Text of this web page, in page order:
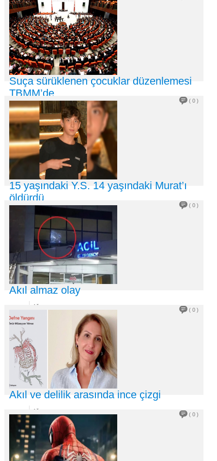
03
Ağu
2026
Fikret İLKİZ Adliye haberleri yazılm
Suça sürüklenen çocuklar düzenlemesi
TBMM’de
03
Ağu
2026
TBMM’de bu hafta, suça sürüklenen çocuklara ilişkin
düzenlemeler içeren ‘�
15 yaşındaki Y.S. 14 yaşındaki Murat’ı
öldürdü
( 0 )
‘Bilerek ve isteyerek vurdum’ Sakarya’nın Arifiye ilçesi
Ahmediye Mahalles
Akıl almaz olay
03
Ağu
( 0 )
Acil servise mermi girdi… 44 suç kaydı bulunan ve 7 ay önce
aftan yara
Akıl ve delilik arasında ince çizgi
03
Ağu
2026
( 0 )
Ferhat ULUDERE Son dönemin sarsıcı yüzleşme metinlerinden
biri olan ‘Defne Yangını�
( 0 )